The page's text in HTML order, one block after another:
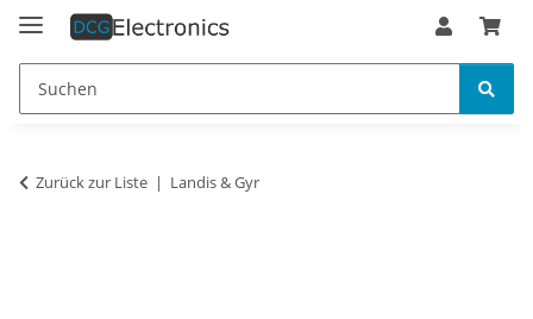
Zurück zur Liste Landis & Gyr